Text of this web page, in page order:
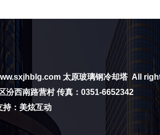
太原玻璃钢冷却塔All
汾西南路营村 传真：0351-6652342
持：美炫互动